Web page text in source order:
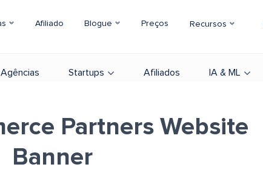
Afiliado Blogue Preços Recursos
Agências Startups Afiliados IA & ML
Partners Website
Banner